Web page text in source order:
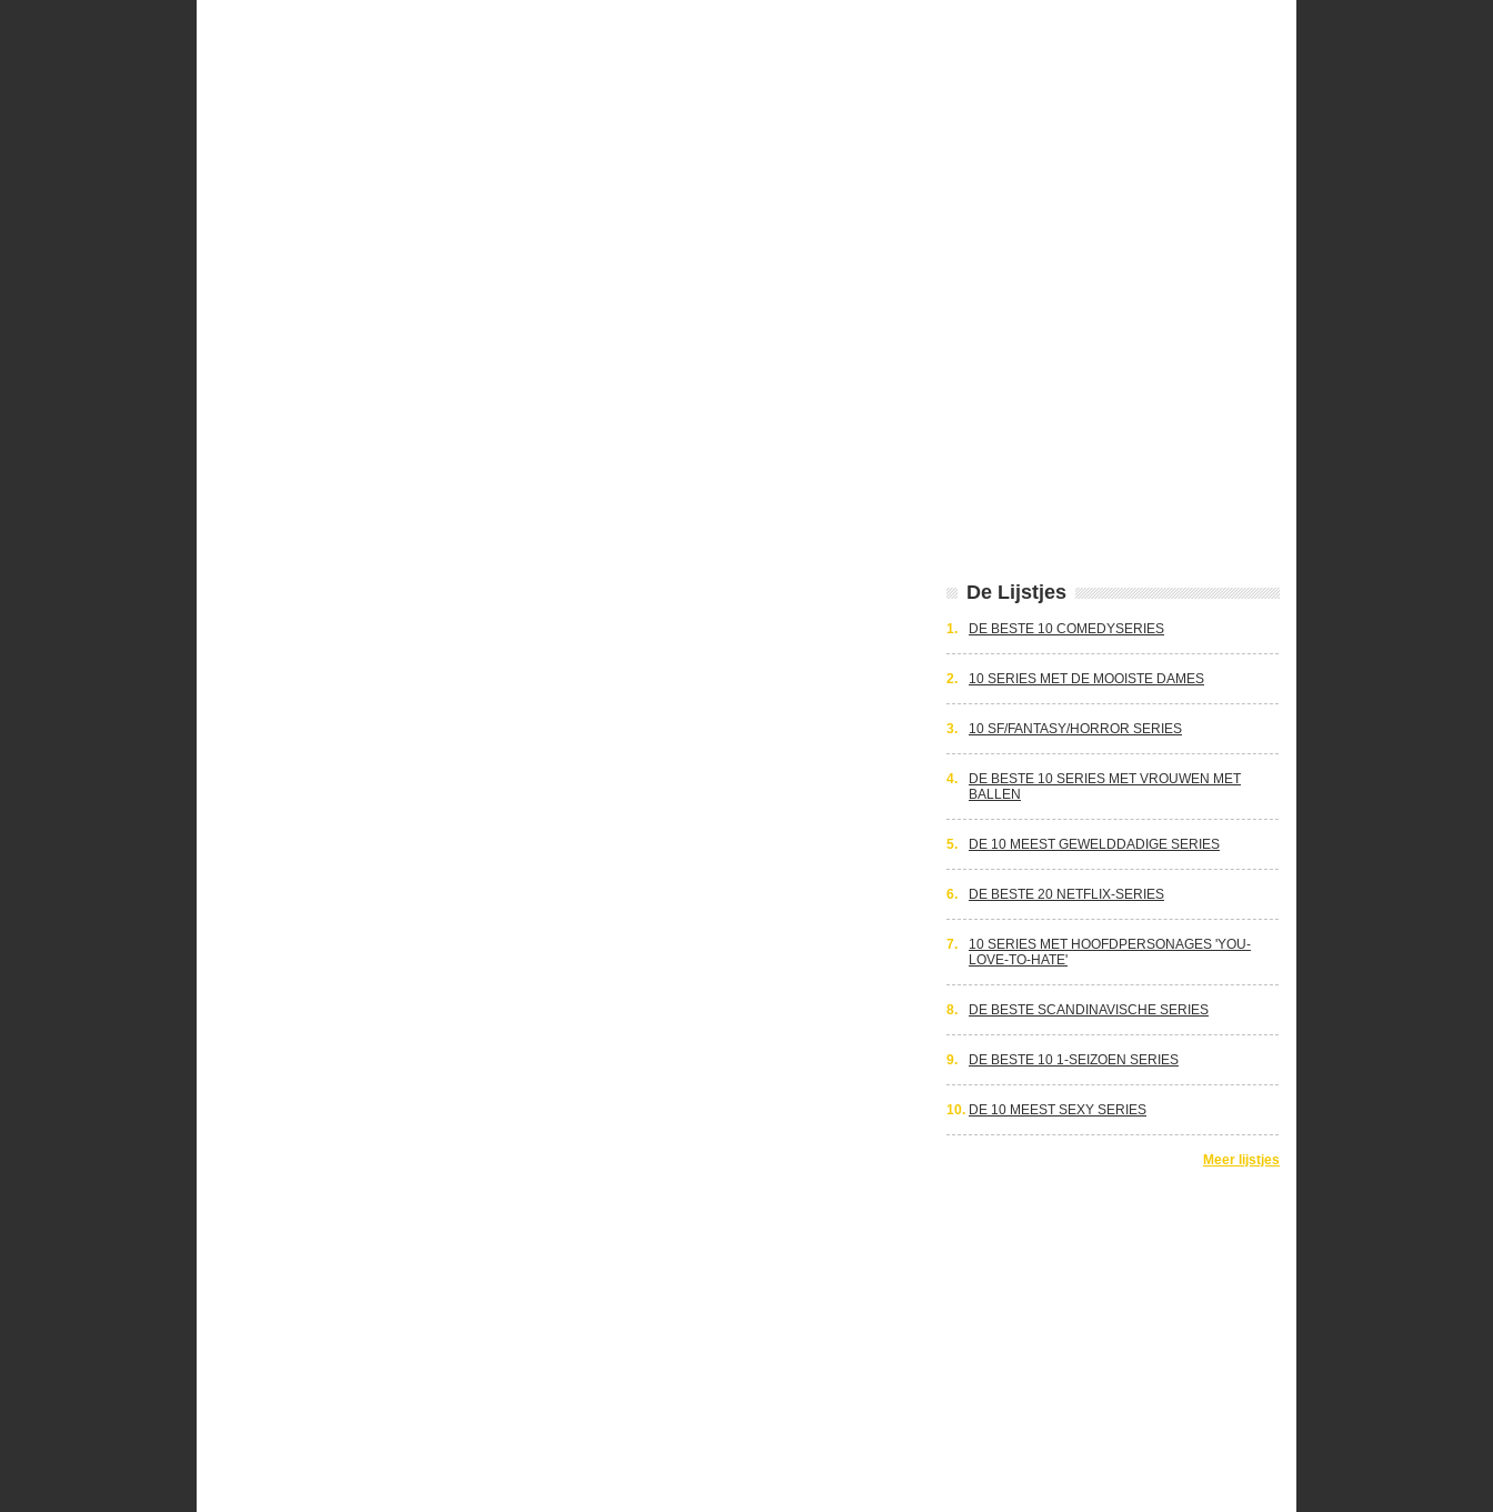
De Lijstjes
1. DE BESTE 10 COMEDYSERIES
2. 10 SERIES MET DE MOOISTE DAMES
3. 10 SF/FANTASY/HORROR SERIES
4.
DE BESTE 10 SERIES MET VROUWEN MET
BALLEN
5. DE 10 MEEST GEWELDDADIGE SERIES
6. DE BESTE 20 NETFLIX-SERIES
7.
10 SERIES MET HOOFDPERSONAGES 'YOU-
LOVE-TO-HATE'
8. DE BESTE SCANDINAVISCHE SERIES
9. DE BESTE 10 1-SEIZOEN SERIES
10. DE 10 MEEST SEXY SERIES
Meer lijstjes